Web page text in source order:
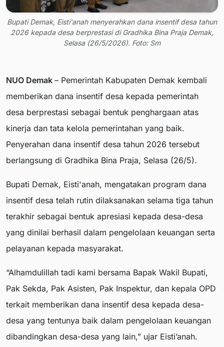
Bupati Demak, Eisti'anah menyerahkan dana insentif desa tahun
2026 kepada desa berprestasi di Gradhika Bina Praja Demak,
Selasa (26/5/2026). Foto: Sm
NUO Demak – Pemerintah Kabupaten Demak kembali
memberikan dana insentif desa kepada pemerintah
desa berprestasi sebagai bentuk penghargaan atas
kinerja dan tata kelola pemerintahan yang baik.
Penyerahan dana insentif desa tahun 2026 tersebut
berlangsung di Gradhika Bina Praja, Selasa (26/5).
Bupati Demak, Eisti'anah, mengatakan program dana
insentif desa telah rutin dilaksanakan selama tiga tahun
terakhir sebagai bentuk apresiasi kepada desa-desa
yang dinilai berhasil dalam pengelolaan keuangan serta
pelayanan kepada masyarakat.
“Alhamdulillah tadi kami bersama Bapak Wakil Bupati,
Pak Sekda, Pak Asisten, Pak Inspektur, dan kepala OPD
terkait memberikan dana insentif desa kepada desa-
desa yang tentunya baik dalam pengelolaan keuangan
dibandingkan desa-desa yang lain,” ujar Eisti’anah.